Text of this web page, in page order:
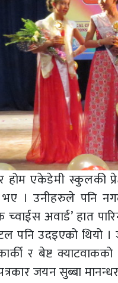
होम एकेडेमी स्कुलकी
। उनीहरुले पनि
अवार्ड’ हात
पनि उदइएको थियो ।
र बेष्ट
जयन सुब्बा